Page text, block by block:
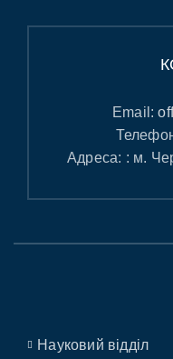
Email:
Адреса: : м.
Науковий відділ